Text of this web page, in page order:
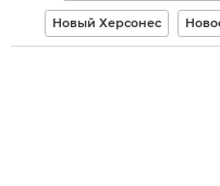
Новый Херсонес